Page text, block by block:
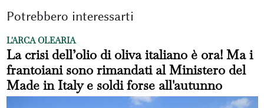
Potrebbero interessarti
L'ARCA OLEARIA
La crisi dell’olio di oliva italiano è ora! Ma i
frantoiani sono rimandati al Ministero del
Made in Italy e soldi forse all'autunno